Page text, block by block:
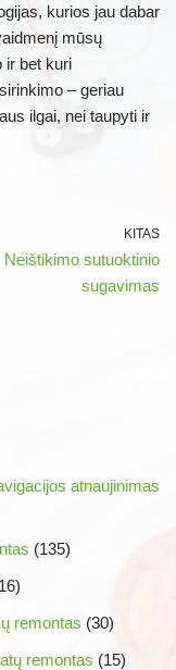
kurios jau dabar
mūsų
ir bet kuri
– geriau
ilgai, nei taupyti ir
KITAS
Neištikimo sutuoktinio
sugavimas
atnaujinimas
(135)
remontas (30)
remontas (15)